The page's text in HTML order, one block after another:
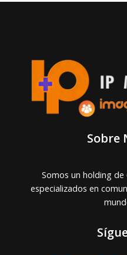
Sobre
Somos un holding
especializados en